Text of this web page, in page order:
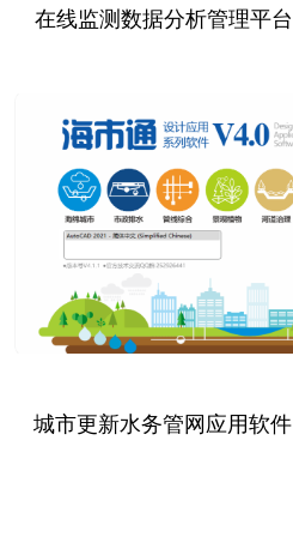
在线监测数据分析管理平台
城市更新水务管网应用软件